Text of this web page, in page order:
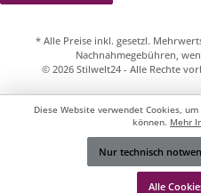
* Alle Preise inkl. gesetzl.
Nachnahmegebühren,
© 2026 Stilwelt24 - Alle Rechte
Werkzeugleiste anzeigen
Diese Website verwendet Cookies,
können. Mehr
Nur technisch
Alle